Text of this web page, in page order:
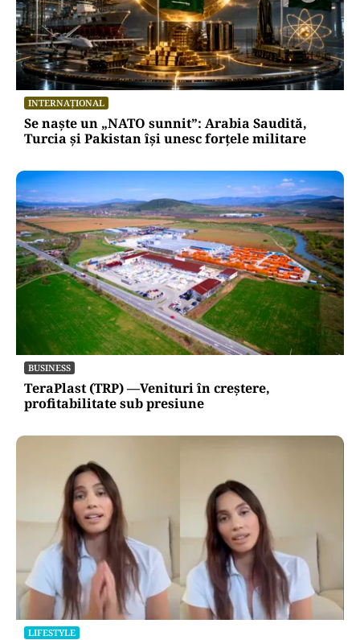
INTERNAȚIONAL
Se naște un „NATO sunnit”: Arabia Saudită,
Turcia și Pakistan își unesc forțele militare
BUSINESS
TeraPlast (TRP) —Venituri în creștere,
profitabilitate sub presiune
LIFESTYLE